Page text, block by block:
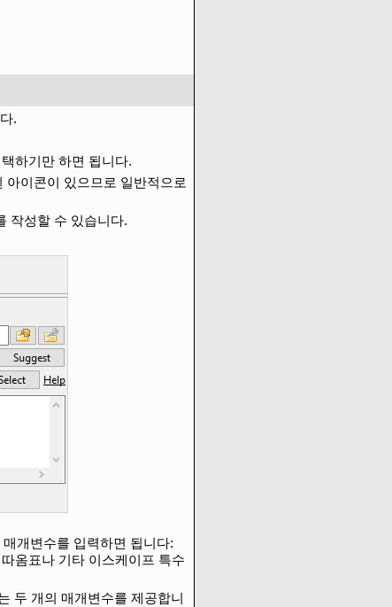
.
하기만 하면 됩니다.
이콘이 있으므로 일반적으로
작성할 수 있습니다.
개변수를 입력하면 됩니다:
옴표나 기타 이스케이프 특수
두 개의 매개변수를 제공합니